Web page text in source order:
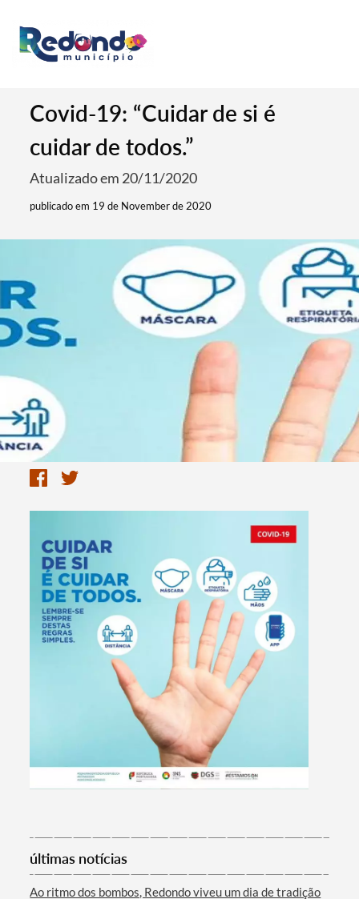
Termo de Pesquisa
Covid-19: “Cuidar de si é
cuidar de todos.”
Atualizado em 20/11/2020
publicado em 19 de November de 2020
últimas notícias
Ao ritmo dos bombos, Redondo viveu um dia de tradição